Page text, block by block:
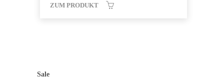
ZUM PRODUKT
Sale